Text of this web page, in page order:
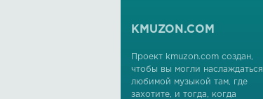
KMUZON.COM
Проект kmuzon.com создан,
чтобы вы могли наслаждаться
любимой музыкой там, где
захотите, и тогда, когда